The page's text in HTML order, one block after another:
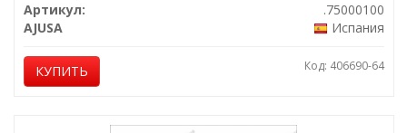
Артикул:
.75000100
AJUSA
Испания
КУПИТЬ Код: 406690-64